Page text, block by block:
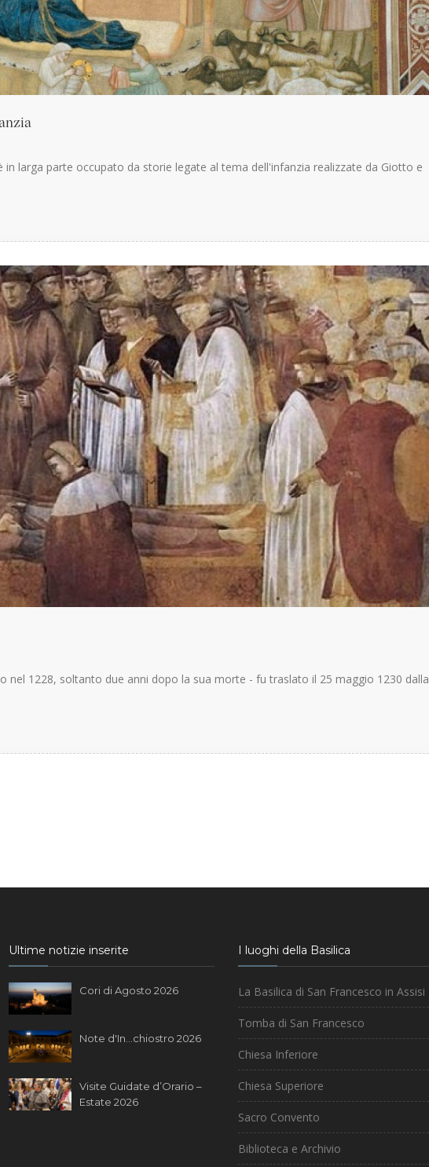
larga parte occupato da storie legate al tema dell'infanzia realizzate da Giotto e
nel 1228, soltanto due anni dopo la sua morte - fu traslato il 25 maggio 1230 dalla
Ultime notizie inserite
Cori di Agosto 2026
Note d'In...chiostro 2026
Visite Guidate d’Orario –
Estate 2026
I luoghi della Basilica
La Basilica di San Francesco in Assisi
Tomba di San Francesco
Chiesa Inferiore
Chiesa Superiore
Sacro Convento
Biblioteca e Archivio